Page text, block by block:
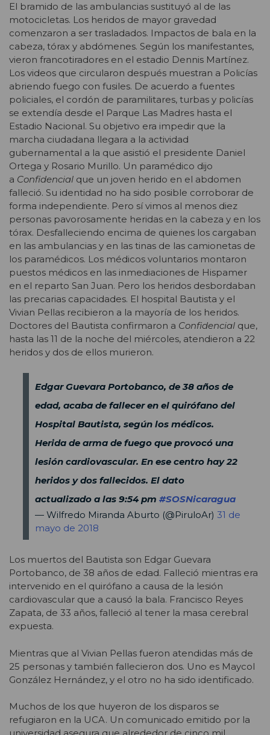
El bramido de las ambulancias sustituyó al de las
motocicletas. Los heridos de mayor gravedad
comenzaron a ser trasladados. Impactos de bala en la
cabeza, tórax y abdómenes. Según los manifestantes,
vieron francotiradores en el estadio Dennis Martínez.
Los videos que circularon después muestran a Policías
abriendo fuego con fusiles. De acuerdo a fuentes
policiales, el cordón de paramilitares, turbas y policías
se extendía desde el Parque Las Madres hasta el
Estadio Nacional. Su objetivo era impedir que la
marcha ciudadana llegara a la actividad
gubernamental a la que asistió el presidente Daniel
Ortega y Rosario Murillo. Un paramédico dijo
a Confidencial que un joven herido en el abdomen
falleció. Su identidad no ha sido posible corroborar de
forma independiente. Pero sí vimos al menos diez
personas pavorosamente heridas en la cabeza y en los
tórax. Desfalleciendo encima de quienes los cargaban
en las ambulancias y en las tinas de las camionetas de
los paramédicos. Los médicos voluntarios montaron
puestos médicos en las inmediaciones de Hispamer
en el reparto San Juan. Pero los heridos desbordaban
las precarias capacidades. El hospital Bautista y el
Vivian Pellas recibieron a la mayoría de los heridos.
Doctores del Bautista confirmaron a Confidencial que,
hasta las 11 de la noche del miércoles, atendieron a 22
heridos y dos de ellos murieron.
Edgar Guevara Portobanco, de 38 años de
edad, acaba de fallecer en el quirófano del
Hospital Bautista, según los médicos.
Herida de arma de fuego que provocó una
lesión cardiovascular. En ese centro hay 22
heridos y dos fallecidos. El dato
actualizado a las 9:54 pm #SOSNicaragua
— Wilfredo Miranda Aburto (@PiruloAr) 31 de
mayo de 2018
Los muertos del Bautista son Edgar Guevara
Portobanco, de 38 años de edad. Falleció mientras era
intervenido en el quirófano a causa de la lesión
cardiovascular que a causó la bala. Francisco Reyes
Zapata, de 33 años, falleció al tener la masa cerebral
expuesta.
Mientras que al Vivian Pellas fueron atendidas más de
25 personas y también fallecieron dos. Uno es Maycol
González Hernández, y el otro no ha sido identificado.
Muchos de los que huyeron de los disparos se
refugiaron en la UCA. Un comunicado emitido por la